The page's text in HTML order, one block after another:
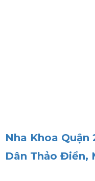
Nha Khoa Quận
Dân Thảo Điền,